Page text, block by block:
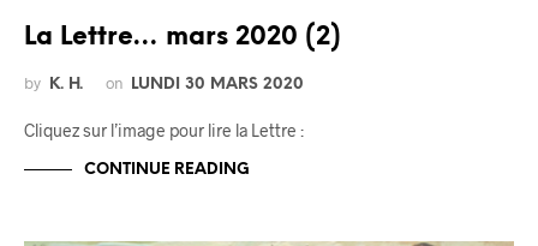
La Lettre… mars 2020 (2)
by K. H. on LUNDI 30 MARS 2020
Cliquez sur l’image pour lire la Lettre :
CONTINUE READING